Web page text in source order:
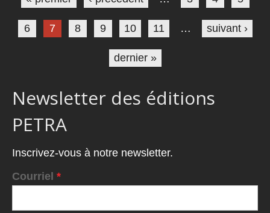
6 7 8 9 10 11 … suivant ›
dernier »
Newsletter des éditions
PETRA
Inscrivez-vous à notre newsletter.
Courriel *